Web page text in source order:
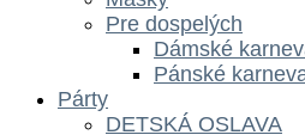
Pre dospelých
Dámské
Pánské
Párty
DETSKÁ OSLAVA